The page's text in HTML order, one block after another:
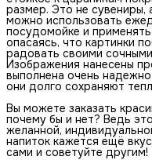
размер. Это не сувениры,
можно использовать
посудомойке и
опасаясь, что картинки
радовать своими
Изображения нанесены
выполнена очень
они долго сохраняют
Вы можете заказать
почему бы и нет? Ведь
желанной,
напиток кажется ещё
сами и советуйте другим!